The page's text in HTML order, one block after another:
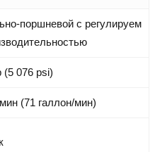
поршневой с регулируем
(5 076 psi)
(71 галлон/мин)